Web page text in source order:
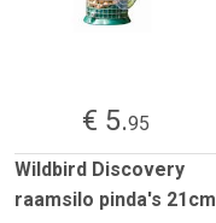
€ 5.95
Wildbird Discovery
raamsilo pinda's 21cm